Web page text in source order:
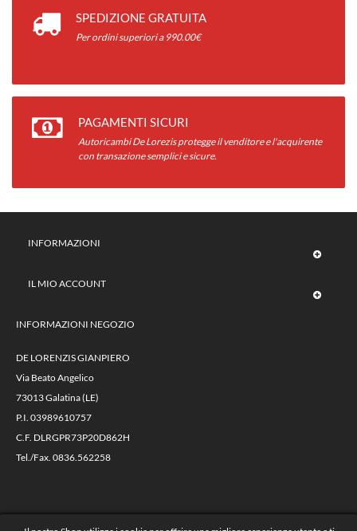
SPEDIZIONE GRATUITA
Per ordini superiori a 990.00€
PAGAMENTI SICURI
Autoricambi De Lorezis protegge il venditore e l'acquirente
con transazione semplici e sicure.
INFORMAZIONI
IL MIO ACCOUNT
INFORMAZIONI NEGOZIO
DE LORENZIS GIANPIERO
Via Beato Angelico
73013 Galatina (LE)
P.I. 03989610757
C.F. DLRGPR73P20D862H
Tel./Fax. 0836.562258